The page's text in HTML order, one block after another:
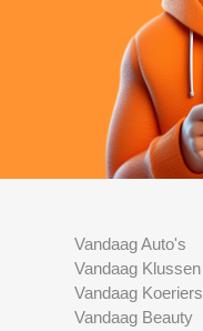
Vandaag Auto's
Vandaag Klussen
Vandaag Koeriers
Vandaag Beauty